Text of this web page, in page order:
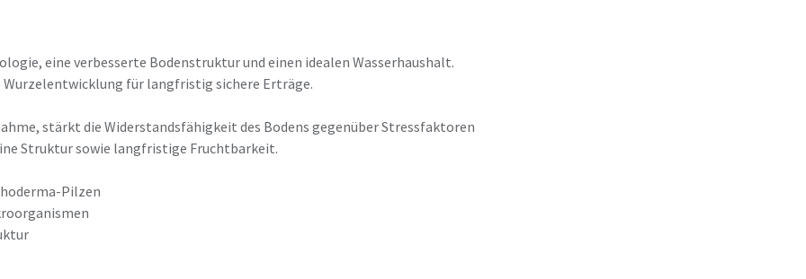
eine verbesserte Bodenstruktur und einen idealen Wasserhaushalt.
für langfristig sichere Erträge.
stärkt die Widerstandsfähigkeit des Bodens gegenüber Stressfaktoren
Struktur sowie langfristige Fruchtbarkeit.
Pilzen